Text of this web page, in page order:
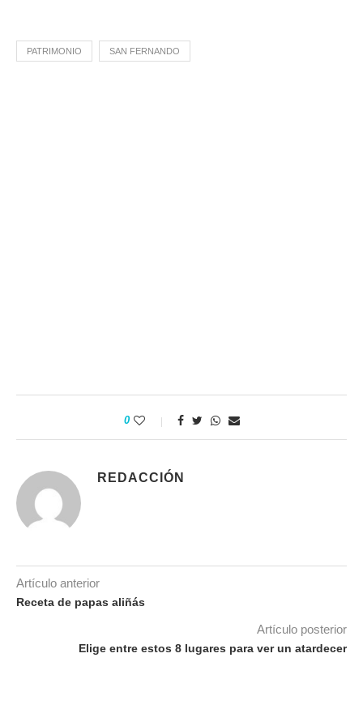
PATRIMONIO SAN FERNANDO
0
REDACCIÓN
Artículo anterior
Receta de papas aliñás
Artículo posterior
Elige entre estos 8 lugares para ver un atardecer